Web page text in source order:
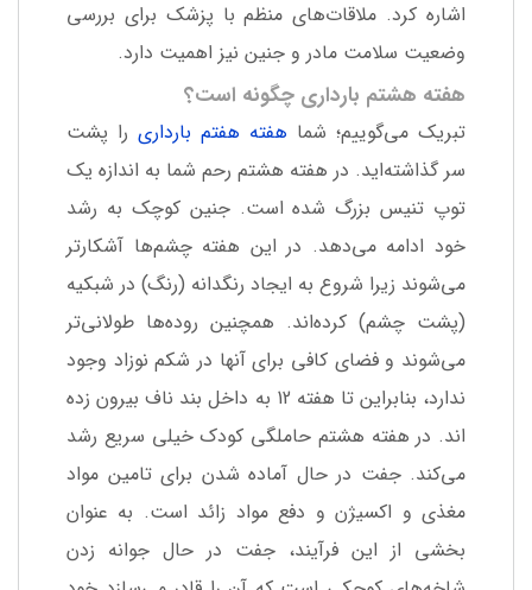
اشاره کرد. ملاقات‌های منظم با پزشک برای بررسی
وضعیت سلامت مادر و جنین نیز اهمیت دارد.
هفته هشتم بارداری چگونه است؟
تبریک می‌گوییم؛ شما هفته هفتم بارداری را پشت
سر گذاشته‌اید. در هفته هشتم رحم شما به اندازه یک
توپ تنیس بزرگ شده است. جنین کوچک به رشد
خود ادامه می‌دهد. در این هفته چشم‌ها آشکارتر
می‌شوند زیرا شروع به ایجاد رنگدانه (رنگ) در شبکیه
(پشت چشم) کرده‌اند. همچنین روده‌ها طولانی‌تر
می‌شوند و فضای کافی برای آنها در شکم نوزاد وجود
ندارد، بنابراین تا هفته 12 به داخل بند ناف بیرون زده
اند. در هفته هشتم حاملگی کودک خیلی سریع رشد
می‌کند. جفت در حال آماده شدن برای تامین مواد
مغذی و اکسیژن و دفع مواد زائد است. به عنوان
بخشی از این فرآیند، جفت در حال جوانه زدن